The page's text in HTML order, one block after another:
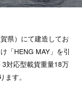
県）にて建造してお
「HENG MAY」を引
対応型載貨重量18万
す。